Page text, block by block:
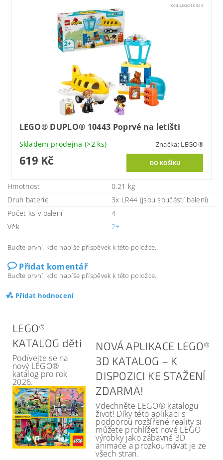
Kód:LEGO10443
LEGO® DUPLO® 10443 Poprvé na letišti
Skladem prodejna (>2 ks) Značka: LEGO®
619 Kč
Hmotnost
0.21 kg
Druh baterie
3x LR44 (jsou součástí balení)
Počet ks v balení
4
Věk
2+
Buďte první, kdo napíše příspěvek k této položce.
Přidat komentář
Buďte první, kdo napíše příspěvek k této položce.
Přidat hodnocení
LEGO®
KATALOG děti
Podívejte se na
nový LEGO®
katalog pro rok
2026.
NOVÁ APLIKACE LEGO®
3D KATALOG – K
DISPOZICI KE STAŽENÍ
ZDARMA!
Vdechněte LEGO® katalogu
život! Díky této aplikaci s
podporou rozšířené reality si
můžete prohlížet nové LEGO
výrobky jako zábavné 3D
animace a prozkoumávat je ze
všech stran.